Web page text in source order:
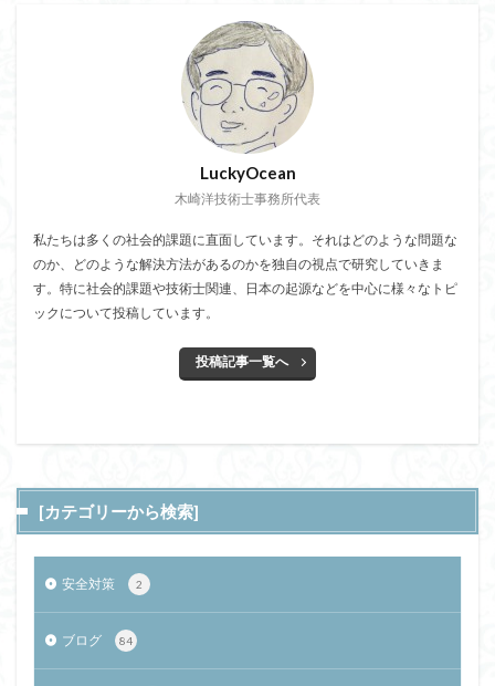
LuckyOcean
木崎洋技術士事務所代表
私たちは多くの社会的課題に直面しています。それはどのような問題な
のか、どのような解決方法があるのかを独自の視点で研究していきま
す。特に社会的課題や技術士関連、日本の起源などを中心に様々なトピ
ックについて投稿しています。
投稿記事一覧へ
[カテゴリーから検索]
安全対策 2
ブログ 84